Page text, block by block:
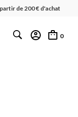
de 200 € d'achat
0